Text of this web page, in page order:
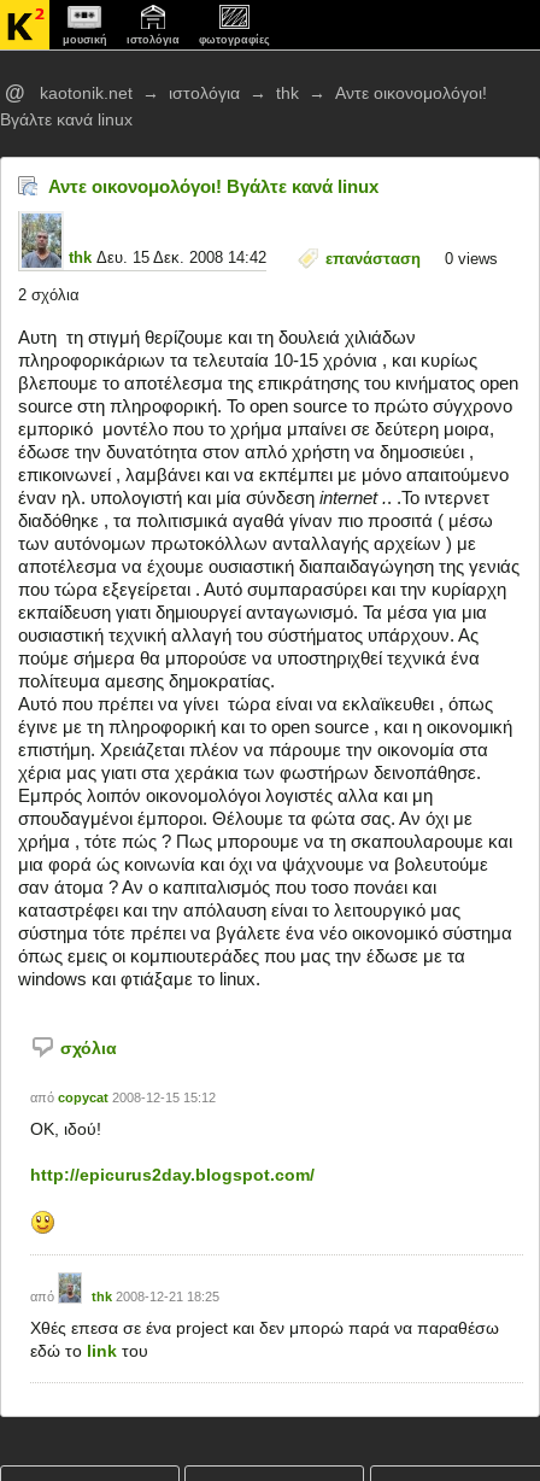
μουσική ιστολόγια φωτογραφίες
@ kaotonik.net → ιστολόγια → thk →
Αντε οικονομολόγοι!
Βγάλτε κανά linux
Αντε οικονομολόγοι! Βγάλτε κανά linux
thk Δευ. 15 Δεκ. 2008 14:42 επανάσταση 0 views
2 σχόλια
Αυτη τη στιγμή θερίζουμε και τη δουλειά χιλιάδων
πληροφορικάριων τα τελευταία 10-15 χρόνια , και κυρίως
βλεπουμε το αποτέλεσμα της επικράτησης του κινήματος open
source στη πληροφορική. Το open source το πρώτο σύγχρονο
εμπορικό μοντέλο που το χρήμα μπαίνει σε δεύτερη μοιρα,
έδωσε την δυνατότητα στον απλό χρήστη να δημοσιεύει ,
επικοινωνεί , λαμβάνει και να εκπέμπει με μόνο απαιτούμενο
έναν ηλ. υπολογιστή και μία σύνδεση internet .. .Το ιντερνετ
διαδόθηκε , τα πολιτισμικά αγαθά γίναν πιο προσιτά ( μέσω
των αυτόνομων πρωτοκόλλων ανταλλαγής αρχείων ) με
αποτέλεσμα να έχουμε ουσιαστική διαπαιδαγώγηση της γενιάς
που τώρα εξεγείρεται . Αυτό συμπαρασύρει και την κυρίαρχη
εκπαίδευση γιατι δημιουργεί ανταγωνισμό. Τα μέσα για μια
ουσιαστική τεχνική αλλαγή του σύστήματος υπάρχουν. Ας
πούμε σήμερα θα μπορούσε να υποστηριχθεί τεχνικά ένα
πολίτευμα αμεσης δημοκρατίας.
Aυτό που πρέπει να γίνει τώρα είναι να εκλαϊκευθει , όπως
έγινε με τη πληροφορική και το open source , και η οικονομική
επιστήμη. Χρειάζεται πλέον να πάρουμε την οικονομία στα
χέρια μας γιατι στα χεράκια των φωστήρων δεινοπάθησε.
Εμπρός λοιπόν οικονομολόγοι λογιστές αλλα και μη
σπουδαγμένοι έμποροι. Θέλουμε τα φώτα σας. Αν όχι με
χρήμα , τότε πώς ? Πως μπορουμε να τη σκαπουλαρουμε και
μια φορά ώς κοινωνία και όχι να ψάχνουμε να βολευτούμε
σαν άτομα ? Αν ο καπιταλισμός που τοσο πονάει και
καταστρέφει και την απόλαυση είναι το λειτουργικό μας
σύστημα τότε πρέπει να βγάλετε ένα νέο οικονομικό σύστημα
όπως εμεις οι κομπιουτεράδες που μας την έδωσε με τα
windows και φτιάξαμε το linux.
σχόλια
από copycat2008-12-15 15:12
OK, ιδού!
http://epicurus2day.blogspot.com/
από thk2008-12-21 18:25
Χθές επεσα σε ένα project και δεν μπορώ παρά να παραθέσω
εδώ το linkτου